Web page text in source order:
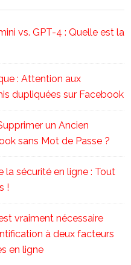
vs. GPT-4 : Quelle est la
: Attention aux
dupliquées sur Facebook
un Ancien
sans Mot de Passe ?
la sécurité en ligne : Tout
!
vraiment nécessaire
à deux facteurs
en ligne